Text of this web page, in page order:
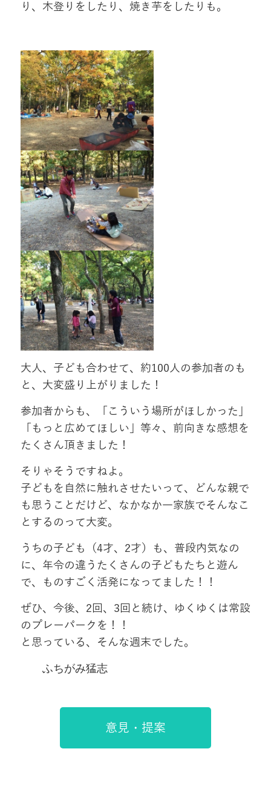
り、木登りをしたり、焼き芋をしたりも。
大人、子ども合わせて、約100人の参加者のも
と、大変盛り上がりました！
参加者からも、「こういう場所がほしかった」
「もっと広めてほしい」等々、前向きな感想を
たくさん頂きました！
そりゃそうですねよ。
子どもを自然に触れさせたいって、どんな親で
も思うことだけど、なかなか一家族でそんなこ
とするのって大変。
うちの子ども（4才、2才）も、普段内気なの
に、年令の違うたくさんの子どもたちと遊ん
で、ものすごく活発になってました！！
ぜひ、今後、2回、3回と続け、ゆくゆくは常設
のプレーパークを！！
と思っている、そんな週末でした。
ふちがみ猛志
意見・提案